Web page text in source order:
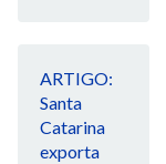
ARTIGO:
Santa
Catarina
exporta